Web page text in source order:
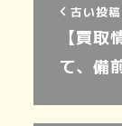
古い投稿
【買
て、備